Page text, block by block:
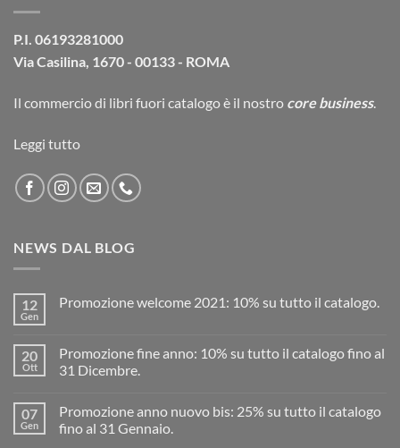
P.I. 06193281000
Via Casilina, 1670 - 00133 - ROMA
Il commercio di libri fuori catalogoè il nostro core business.
Leggi tutto
NEWS DAL BLOG
12
Gen
Promozione welcome 2021: 10% su tutto il catalogo.
20
Ott
Promozione fine anno: 10% su tutto il catalogo fino al
31 Dicembre.
07
Gen
Promozione anno nuovo bis: 25% su tutto il catalogo
fino al 31 Gennaio.